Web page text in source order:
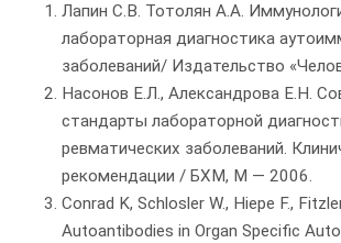
Лапин С.В. Тотолян А.А.
лабораторная диагностика
заболеваний/ Издательство
Насонов Е.Л., Александрова Е.Н.
стандарты лабораторной
ревматических заболеваний.
рекомендации / БХМ, М — 2006.
Conrad K, Schlosler W., Hiepe F.,
Autoantibodies in Organ Specific